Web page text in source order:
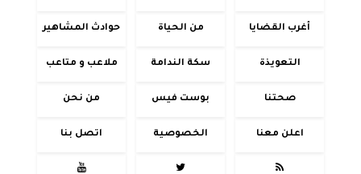
أغرب القضايا من الحياة حوادث المشاهير
التعويذة سكة الندامة ملاعب و متاعب
صحتنا بوست فيس من نحن
اعلن معنا الخصوصية اتصل بنا


